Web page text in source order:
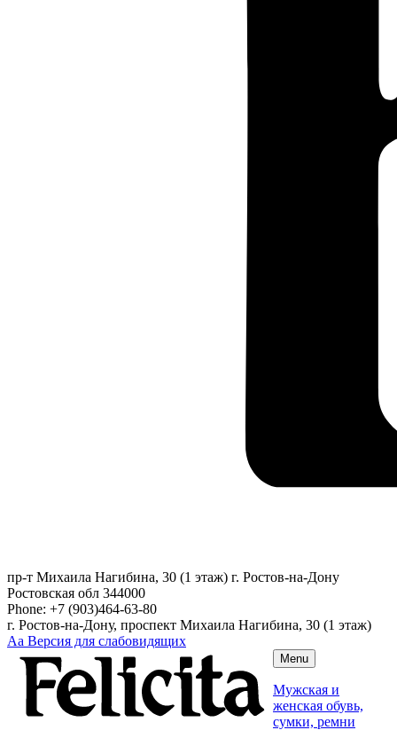
пр-т Михаила Нагибина, 30 (1 этаж) г. Ростов-на-Дону
Ростовская обл 344000
Phone: +7 (903)464-63-80
г. Ростов-на-Дону, проспект Михаила Нагибина, 30 (1 этаж)
Аа Версия для слабовидящих
Menu
Мужская и
женская обувь,
сумки, ремни